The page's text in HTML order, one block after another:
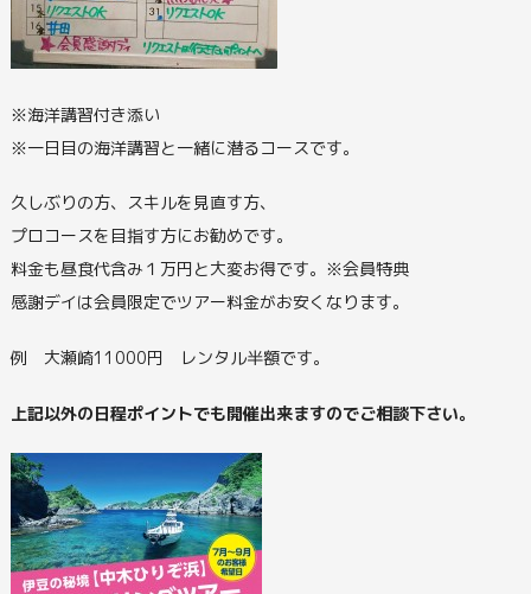
※海洋講習付き添い
※一日目の海洋講習と一緒に潜るコースです。
久しぶりの方、スキルを見直す方、
プロコースを目指す方にお勧めです。
料金も昼食代含み１万円と大変お得です。※会員特典
感謝デイは会員限定でツアー料金がお安くなります。
例 大瀬崎11000円 レンタル半額です。
上記以外の日程ポイントでも開催出来ますのでご相談下さい。